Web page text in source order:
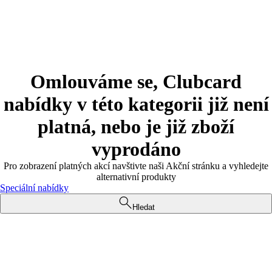
Omlouváme se, Clubcard
nabídky v této kategorii již není
platná, nebo je již zboží
vyprodáno
Pro zobrazení platných akcí navštivte naši Akční stránku a vyhledejte
alternativní produkty
Speciální nabídky
Hledat